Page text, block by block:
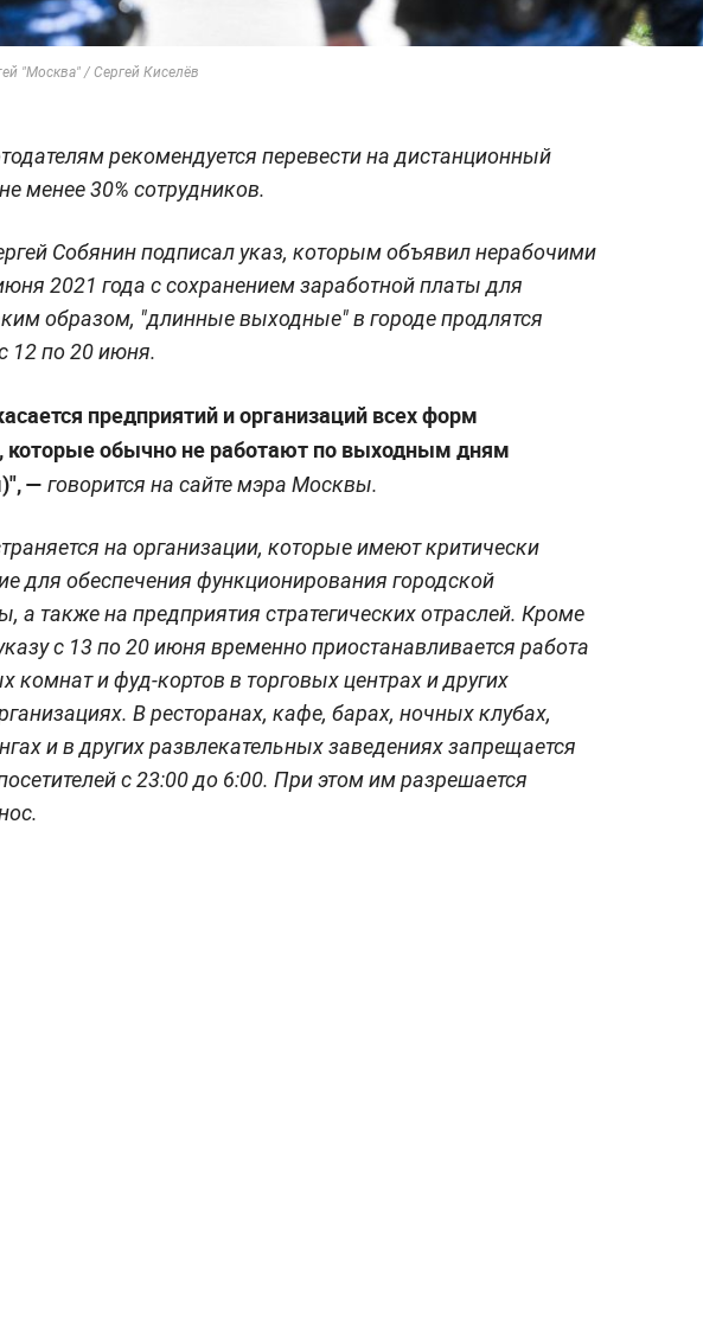
"Москва" / Сергей Киселёв
рекомендуется перевести на дистанционный
менее 30% сотрудников.
Собянин подписал указ, которым объявил нерабочими
2021 года с сохранением заработной платы для
образом, "длинные выходные" в городе продлятся
12 по 20 июня.
предприятий и организаций всех форм
которые обычно не работают по выходным дням
— говорится на сайте мэра Москвы.
на организации, которые имеют критически
для обеспечения функционирования городской
а также на предприятия стратегических отраслей. Кроме
с 13 по 20 июня временно приостанавливается работа
комнат и фуд-кортов в торговых центрах и других
В ресторанах, кафе, барах, ночных клубах,
и в других развлекательных заведениях запрещается
с 23:00 до 6:00. При этом им разрешается